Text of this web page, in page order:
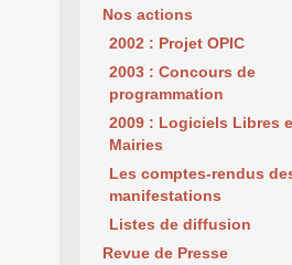
Nos actions
2002 : Projet OPIC
2003 : Concours de
programmation
2009 : Logiciels Libres
Mairies
Les comptes-rendus
manifestations
Listes de diffusion
Revue de Presse